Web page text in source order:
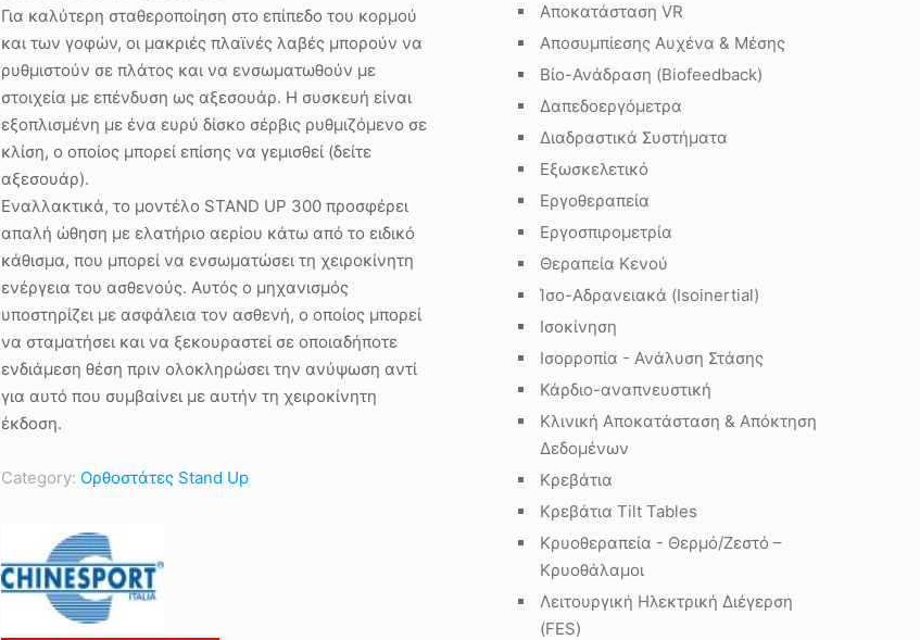
Για καλύτερη σταθεροποίηση στο επίπεδο του κορμού
και των γοφών, οι μακριές πλαϊνές λαβές μπορούν να
ρυθμιστούν σε πλάτος και να ενσωματωθούν με
στοιχεία με επένδυση ως αξεσουάρ. Η συσκευή είναι
εξοπλισμένη με ένα ευρύ δίσκο σέρβις ρυθμιζόμενο σε
κλίση, ο οποίος μπορεί επίσης να γεμισθεί (δείτε
αξεσουάρ).
Εναλλακτικά, το μοντέλο STAND UP 300 προσφέρει
απαλή ώθηση με ελατήριο αερίου κάτω από το ειδικό
κάθισμα, που μπορεί να ενσωματώσει τη χειροκίνητη
ενέργεια του ασθενούς. Αυτός ο μηχανισμός
υποστηρίζει με ασφάλεια τον ασθενή, ο οποίος μπορεί
να σταματήσει και να ξεκουραστεί σε οποιαδήποτε
ενδιάμεση θέση πριν ολοκληρώσει την ανύψωση αντί
για αυτό που συμβαίνει με αυτήν τη χειροκίνητη
έκδοση.
Category: Ορθοστάτες Stand Up
Αποκατάσταση VR
Αποσυμπίεσης Αυχένα & Μέσης
Βίο-Ανάδραση (Biofeedback)
Δαπεδοεργόμετρα
Διαδραστικά Συστήματα
Εξωσκελετικό
Εργοθεραπεία
Εργοσπιρομετρία
Θεραπεία Κενού
Ίσο-Αδρανειακά (Isoinertial)
Ισοκίνηση
Ισορροπία - Ανάλυση Στάσης
Κάρδιο-αναπνευστική
Κλινική Αποκατάσταση & Απόκτηση
Δεδομένων
Κρεβάτια
Κρεβάτια Tilt Tables
Κρυοθεραπεία - Θερμό/Ζεστό –
Κρυοθάλαμοι
Λειτουργική Ηλεκτρική Διέγερση
(FES)